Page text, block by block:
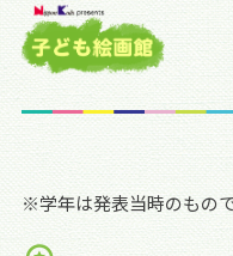
※学年は発表当時のもので